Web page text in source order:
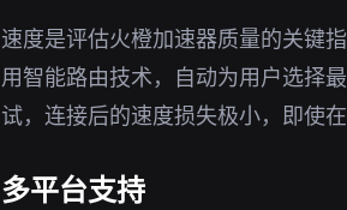
速度是评估火橙加速器质量的关键
用智能路由技术，自动为用户选择
试，连接后的速度损失极小，即使
多平台支持